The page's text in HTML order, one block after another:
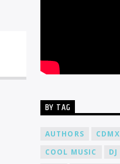
BY TAG
AUTHORS CDMX
COOL MUSIC
DJ